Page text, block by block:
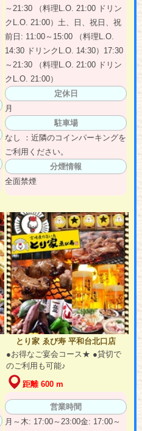
～21:30 （料理L.O. 21:00 ドリン
クL.O. 21:00）土、日、祝日、祝
前日: 11:00～15:00 （料理L.O.
14:30 ドリンクL.O. 14:30）17:30
～21:30 （料理L.O. 21:00 ドリン
クL.O. 21:00）
定休日
月
駐車場
なし ：近隣のコインパーキングを
ご利用ください。
分煙情報
全面禁煙
とり家 ゑび寿 平和台北口店
●お得なご宴会コース★ ●貸切で
のご利用も可能♪
距離 600 m
営業時間
月～木: 17:00～23:00金: 17:00～